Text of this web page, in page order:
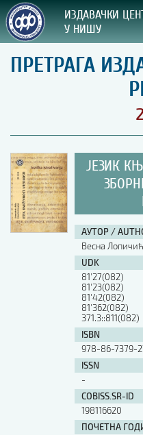
ИЗДАВАЧКИ
У НИШУ
СВА
ВРСТА
УПУТСТВА
Правилник о издавачкој
Упутство ауторима
Упутство уредницима
Изјава о ауторству
Изјава о лектури
Изјава о коришћењу
Упутство за бирање
Уговор са аутором
Шаблон прве стране и
Шаблон прве стране и
Шаблон прве стране и
Етички кодекс
ПРЕТРАГА
ЈЕЗИК
АУТОР /
Весна
UDK
81'27(082)
81'23(082)
81'42(082)
81'362(082)
371.3::811(082)
ISBN
978-86-7379-
ISSN
-
COBISS.SR-ID
198116620
ПОЧЕТНА